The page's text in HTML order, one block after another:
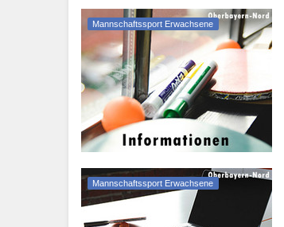
Mannschaftssport Erwachsene
Mannschaftssport Erwachsene